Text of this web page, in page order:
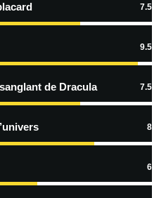
En savoir
7.5
9.5
de Dracula 7.5
8
6